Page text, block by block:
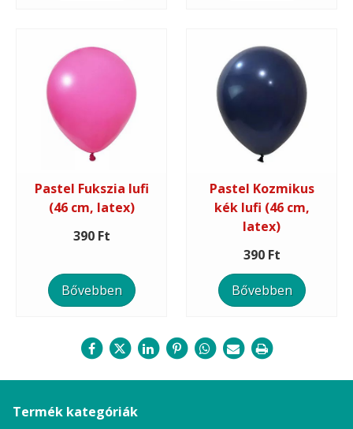
Pastel Fukszia lufi
(46 cm, latex)
390 Ft
Bővebben
Pastel Kozmikus
kék lufi (46 cm,
latex)
390 Ft
Bővebben
Termék kategóriák